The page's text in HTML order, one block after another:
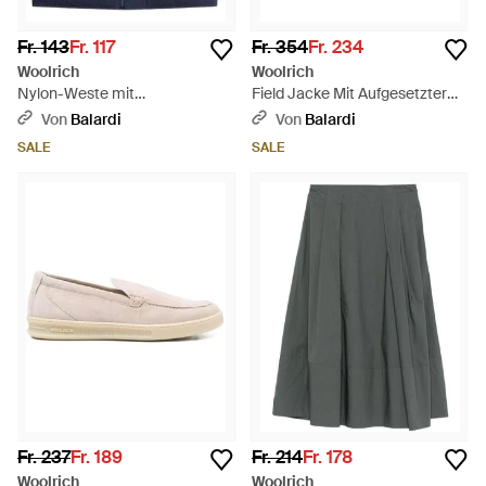
Fr. 143Fr. 117
Woolrich
Nylon-Weste mit
Reißverschluss - Blau
Von Balardi
SALE
Fr. 354Fr. 234
Woolrich
Field Jacke Mit Aufgesetzter
Tasche - Grau
Von Balardi
SALE
Fr. 237Fr. 189
Woolrich
Fr. 214Fr. 178
Woolrich